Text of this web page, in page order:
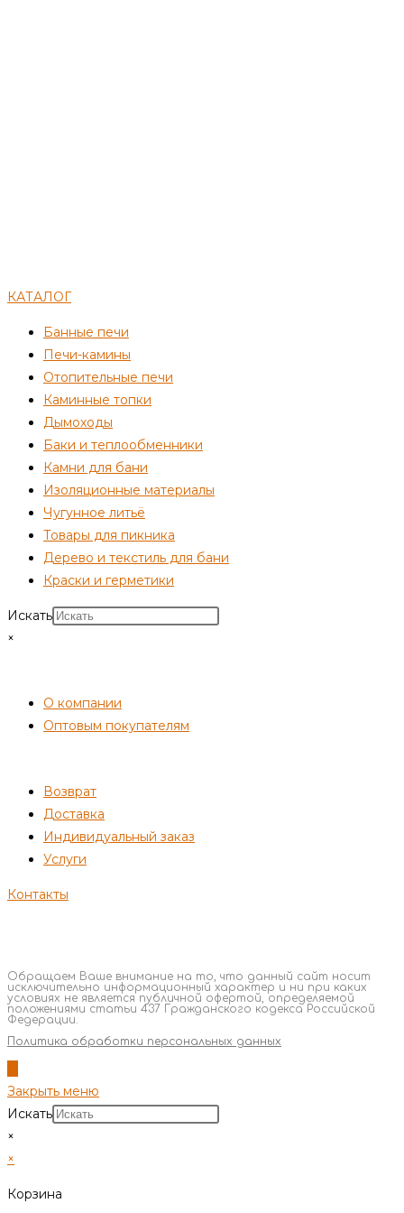
КАТАЛОГ
Банные печи
Печи-камины
Отопительные печи
Каминные топки
Дымоходы
Баки и теплообменники
Камни для бани
Изоляционные материалы
Чугунное литьё
Товары для пикника
Дерево и текстиль для бани
Краски и герметики
Искать
×
О компании
Оптовым покупателям
Возврат
Доставка
Индивидуальный заказ
Услуги
Контакты
Обращаем Ваше внимание на то, что данный сайт носит
исключительно информационный характер и ни при каких
условиях не является публичной офертой, определяемой
положениями статьи 437 Гражданского кодекса Российской
Федерации.
Политика обработки персональных данных
Закрыть меню
Искать
×
×
Корзина